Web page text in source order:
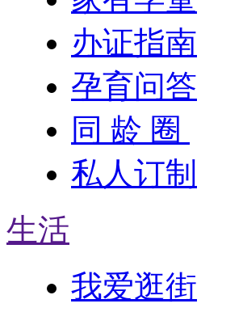
办证指南
孕育问答
同 龄 圈
私人订制
生活
我爱逛街